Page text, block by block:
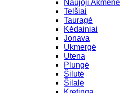
Naujoji Akmenė
Telšiai
Tauragė
Kėdainiai
Jonava
Ukmergė
Utena
Plungė
Šilutė
Šilalė